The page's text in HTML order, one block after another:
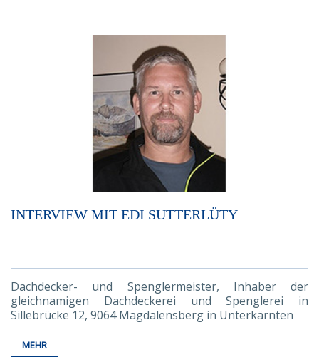
INTERVIEW MIT EDI SUTTERLÜTY
Dachdecker- und Spenglermeister, Inhaber der
gleichnamigen Dachdeckerei und Spenglerei in
Sillebrücke 12, 9064 Magdalensberg in Unterkärnten
MEHR